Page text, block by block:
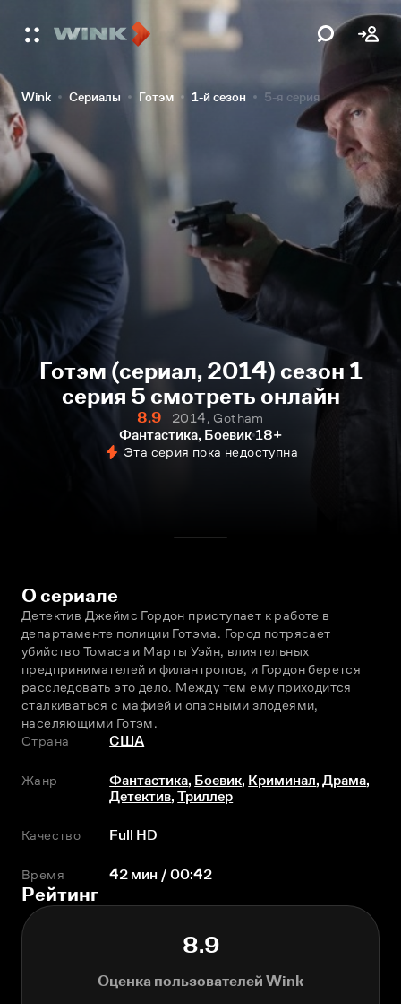
Wink Сериалы Готэм 1-й сезон 5-я серия
Готэм (сериал, 2014) сезон 1
серия 5 смотреть онлайн
8.9
2014, Gotham
Фантастика, Боевик 18+
Эта серия пока недоступна
О сериале
Детектив Джеймс Гордон приступает к работе в
департаменте полиции Готэма. Город потрясает
убийство Томаса и Марты Уэйн, влиятельных
предпринимателей и филантропов, и Гордон берeтся
расследовать это дело. Между тем ему приходится
сталкиваться с мафией и опасными злодеями,
населяющими Готэм.
Страна
США
Жанр Фантастика, Боевик, Криминал,Драма,
Детектив,Триллер
Качество Full HD
Время 42 мин / 00:42
Рейтинг
8.9
Оценка пользователей Wink